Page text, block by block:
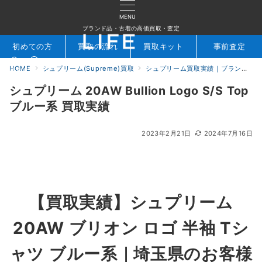
MENU
ブランド品・古着の高価買取・査定
検索 お問合せ
初めての方 買取の流れ 買取キット 事前査定
HOME シュプリーム(Supreme)買取 シュプリーム買取実績｜ブランド専門店LIFE
シュプリーム 20AW Bullion Logo S/S Top
ブルー系 買取実績
2023年2月21日 2024年7月16日
【 買取実績】 シュプリーム
20AW ブリオン ロゴ 半袖 Tシ
ャツ ブルー系｜埼玉県のお客様